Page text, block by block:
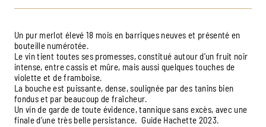
Un pur merlot élevé 18 mois en barriques neuves et présenté en
bouteille numérotée.
Le vin tient toutes ses promesses, constitué autour d’un fruit noir
intense, entre cassis et mûre, mais aussi quelques touches de
violette et de framboise.
La bouche est puissante, dense, soulignée par des tanins bien
fondus et par beaucoup de fraîcheur.
Un vin de garde de toute évidence, tannique sans excès, avec une
finale d’une très belle persistance. Guide Hachette 2023.